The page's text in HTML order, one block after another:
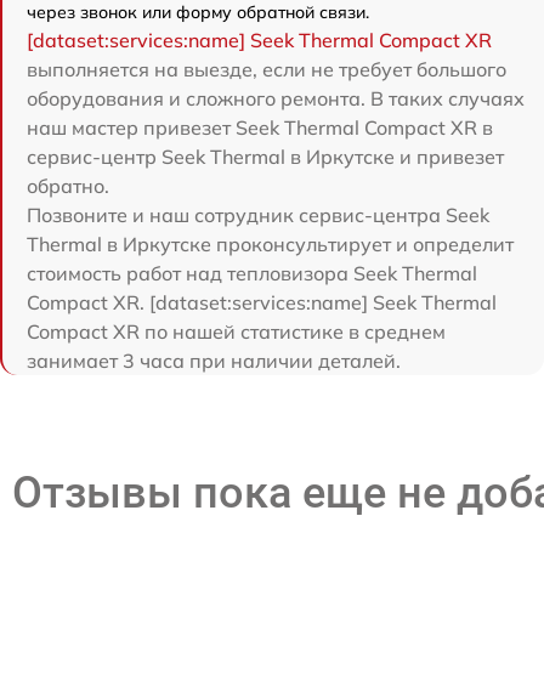
через звонок или форму обратной связи.
[dataset:services:name] Seek Thermal Compact XR
выполняется на выезде, если не требует большого
оборудования и сложного ремонта. В таких случаях
наш мастер привезет Seek Thermal Compact XR в
сервис-центр Seek Thermal в Иркутске и привезет
обратно.
Позвоните и наш сотрудник сервис-центра Seek
Thermal в Иркутске проконсультирует и определит
стоимость работ над тепловизора Seek Thermal
Compact XR. [dataset:services:name] Seek Thermal
Compact XR по нашей статистике в среднем
занимает 3 часа при наличии деталей.
Отзывы пока еще не